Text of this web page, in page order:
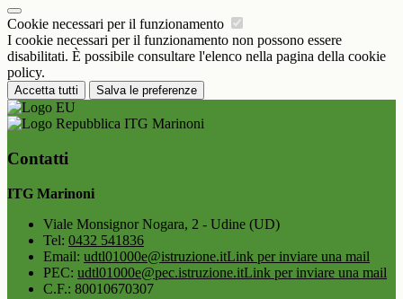
Cookie necessari per il funzionamento
I cookie necessari per il funzionamento non possono essere
disabilitati. È possibile consultare l'elenco nella pagina della cookie
policy.
Accetta tutti Salva le preferenze
ITG Marinoni
Contatti
ITG Marinoni
Viale Monsignor Nogara, 2 - Udine (UD)
Tel: 0432 541836
Email: udtl01000e@istruzione.itLink per inviare una mail
PEC: udtl01000e@pec.istruzione.itLink per inviare una mail
C.F.: 80010670307